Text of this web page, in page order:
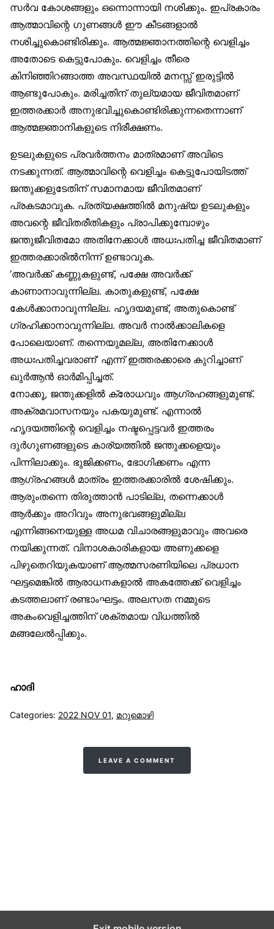
സർവ കോശങ്ങളും ഒന്നൊന്നായി നശിക്കും. ഇപ്രകാരം
ആത്മാവിന്റെ ഗുണങ്ങൾ ഈ കീടങ്ങളാൽ
നശിച്ചുകൊണ്ടിരിക്കും. ആത്മജ്ഞാനത്തിന്റെ വെളിച്ചം
അതോടെ കെട്ടുപോകും. വെളിച്ചം തീരെ
കിനിഞ്ഞിറങ്ങാത്ത അവസ്ഥയിൽ മനസ്സ് ഇരുട്ടിൽ
ആണ്ടുപോകും. മരിച്ചതിന് തുല്യമായ ജീവിതമാണ്
ഇത്തരക്കാർ അനുഭവിച്ചുകൊണ്ടിരിക്കുന്നതെന്നാണ്
ആത്മജ്ഞാനികളുടെ നിരീക്ഷണം.
ഉടലുകളുടെ പ്രവർത്തനം മാത്രമാണ് അവിടെ
നടക്കുന്നത്. ആത്മാവിന്റെ വെളിച്ചം കെട്ടുപോയിടത്ത്
ജന്തുക്കളുടേതിന് സമാനമായ ജീവിതമാണ്
പ്രകടമാവുക. പ്രത്യക്ഷത്തിൽ മനുഷ്യ ഉടലുകളും
അവന്റെ ജീവിതരീതികളും പ്രാപിക്കുമ്പോഴും
ജന്തുജീവിതമോ അതിനേക്കാൾ അധഃപതിച്ച ജീവിതമാണ്
ഇത്തരക്കാരിൽനിന്ന് ഉണ്ടാവുക.
‘അവർക്ക് കണ്ണുകളുണ്ട്, പക്ഷേ അവർക്ക്
കാണാനാവുന്നില്ല. കാതുകളുണ്ട്, പക്ഷേ
കേൾക്കാനാവുന്നില്ല. ഹൃദയമുണ്ട്, അതുകൊണ്ട്
ഗ്രഹിക്കാനാവുന്നില്ല. അവർ നാൽക്കാലികളെ
പോലെയാണ്. തന്നെയുമല്ല, അതിനേക്കാൾ
അധഃപതിച്ചവരാണ്’ എന്ന് ഇത്തരക്കാരെ കുറിച്ചാണ്
ഖുർആൻ ഓർമിപ്പിച്ചത്.
നോക്കൂ, ജന്തുക്കളിൽ ക്രോധവും ആഗ്രഹങ്ങളുമുണ്ട്.
അക്രമവാസനയും പകയുമുണ്ട്. എന്നാൽ
ഹൃദയത്തിന്റെ വെളിച്ചം നഷ്ടപ്പെട്ടവർ ഇത്തരം
ദുർഗുണങ്ങളുടെ കാര്യത്തിൽ ജന്തുക്കളെയും
പിന്നിലാക്കും. ഭുജിക്കണം, ഭോഗിക്കണം എന്ന
ആഗ്രഹങ്ങൾ മാത്രം ഇത്തരക്കാരിൽ ശേഷിക്കും.
ആരുംതന്നെ തിരുത്താൻ പാടില്ല, തന്നെക്കാൾ
ആർക്കും അറിവും അനുഭവങ്ങളുമില്ല
എന്നിങ്ങനെയുള്ള അധമ വിചാരങ്ങളുമാവും അവരെ
നയിക്കുന്നത്. വിനാശകാരികളായ അണുക്കളെ
പിഴുതെറിയുകയാണ് ആത്മസരണിയിലെ പ്രധാന
ഘട്ടമെങ്കിൽ ആരാധനകളാൽ അകത്തേക്ക് വെളിച്ചം
കടത്തലാണ് രണ്ടാംഘട്ടം. അലസത നമ്മുടെ
അകംവെളിച്ചത്തിന് ശക്തമായ വിധത്തിൽ
മങ്ങലേൽപ്പിക്കും.
ഹാദി
Categories: 2022 NOV 01, മറുമൊഴി
LEAVE A COMMENT